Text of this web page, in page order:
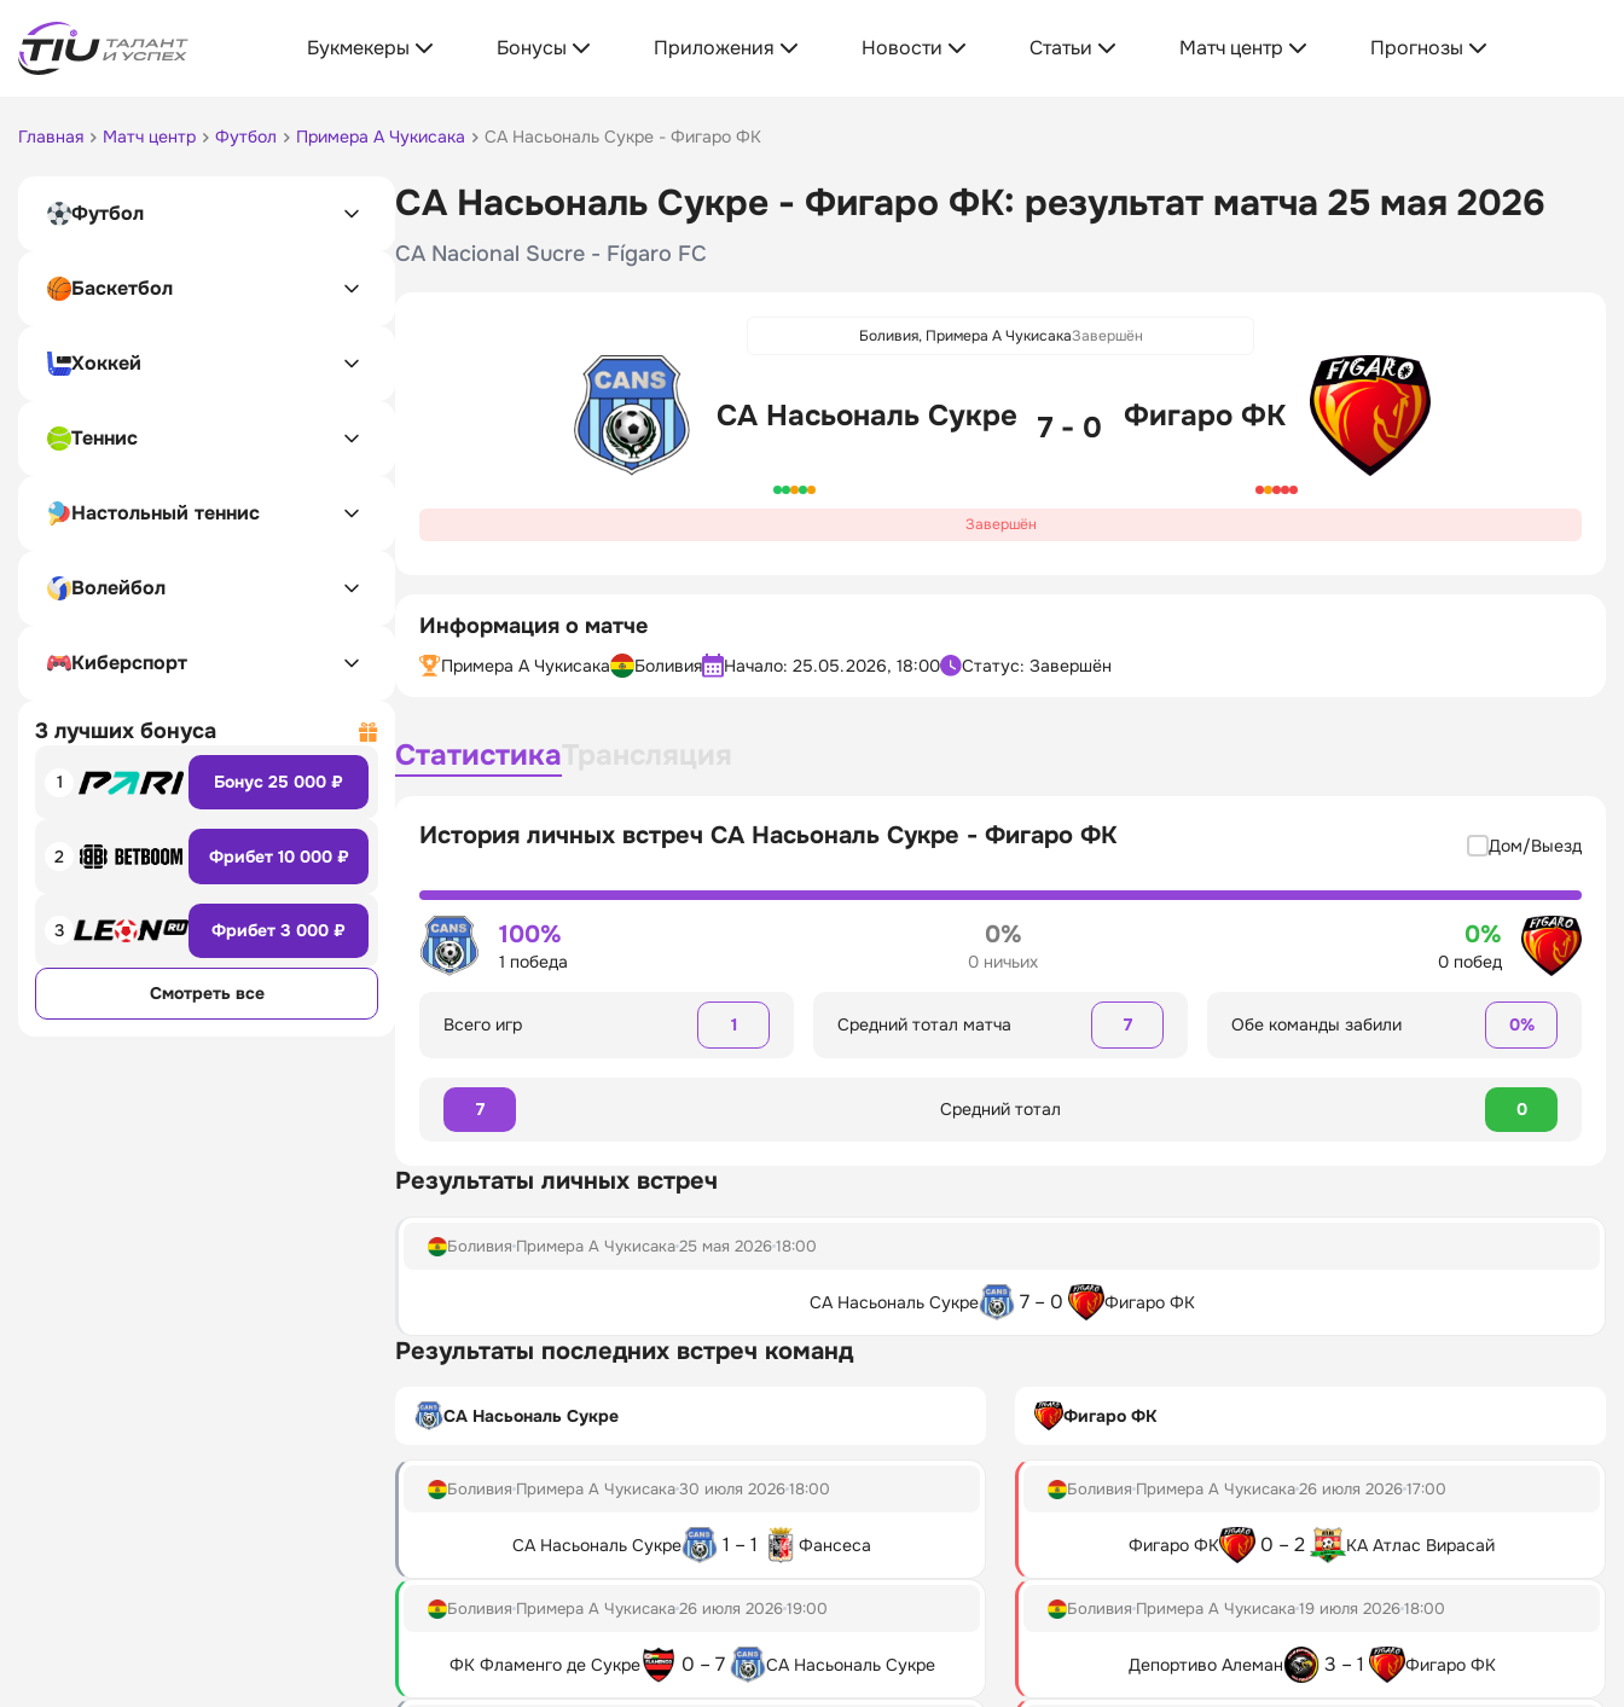
Букмекеры Бонусы Приложения Новости Статьи Матч центр Прогнозы
Главная Матч центр Футбол Примера А Чукисака СА Насьональ Сукре - Фигаро ФК
Футбол
Баскетбол
Хоккей
Теннис
Настольный теннис
Волейбол
Киберспорт
3 лучших бонуса
1 Бонус 25 000 ₽
2 Фрибет 10 000 ₽
3 Фрибет 3 000 ₽
Смотреть все
СА Насьональ Сукре - Фигаро ФК: результат матча 25 мая 2026
CA Nacional Sucre - Fígaro FC
Боливия, Примера А ЧукисакаЗавершён
СА Насьональ Сукре 7 - 0 Фигаро ФК
Завершён
Информация о матче
Примера А Чукисака Боливия Начало: 25.05.2026, 18:00 Статус: Завершён
Статистика
История личных встреч СА Насьональ Сукре - Фигаро ФК Дом/Выезд
100%
1 победа
0%
0 ничьих
0%
0 побед
Всего игр 1 Средний тотал матча 7 Обе команды забили 0%
7 Средний тотал 0
Результаты личных встреч
Боливия Примера А Чукисака25 мая 202618:00
СА Насьональ Сукре 7 – 0 Фигаро ФК
Результаты последних встреч команд
СА Насьональ Сукре
Боливия Примера А Чукисака30 июля 202618:00
СА Насьональ Сукре 1 – 1 Фансеса
Боливия Примера А Чукисака26 июля 202619:00
ФК Фламенго де Сукре 0 – 7 СА Насьональ Сукре
Фигаро ФК
Боливия Примера А Чукисака26 июля 202617:00
Фигаро ФК 0 – 2 КА Атлас Вирасай
Боливия Примера А Чукисака19 июля 202618:00
Депортиво Алеман 3 – 1 Фигаро ФК